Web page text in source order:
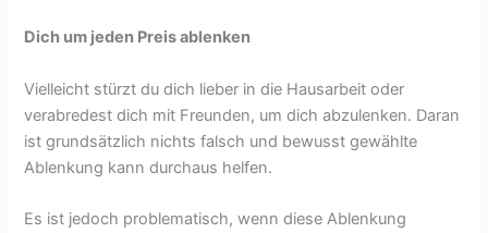
Dich um jeden Preis ablenken
Vielleicht stürzt du dich lieber in die Hausarbeit oder
verabredest dich mit Freunden, um dich abzulenken. Daran
ist grundsätzlich nichts falsch und bewusst gewählte
Ablenkung kann durchaus helfen.
Es ist jedoch problematisch, wenn diese Ablenkung